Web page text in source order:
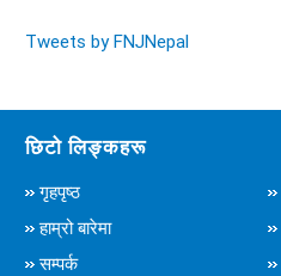
Tweets by FNJNepal
छिटो लिङ्कहरू
गृहपृष्ठ
हाम्रो बारेमा
सम्पर्क